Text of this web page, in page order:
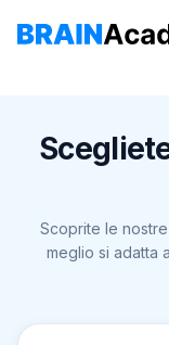
Scoprite le
meglio si adatta